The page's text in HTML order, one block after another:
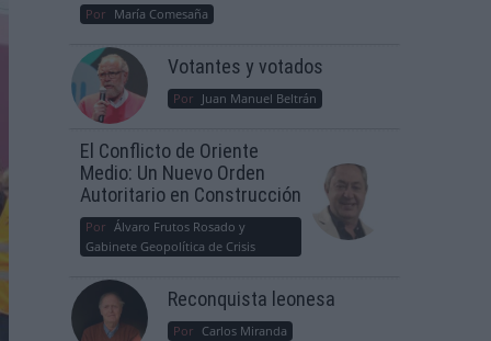
Por María Comesaña
Votantes y votados
Por Juan Manuel Beltrán
El Conflicto de Oriente
Medio: Un Nuevo Orden
Autoritario en Construcción
Por Álvaro Frutos Rosado y
Gabinete Geopolítica de Crisis
Reconquista leonesa
Por Carlos Miranda